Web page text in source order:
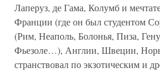
Лаперуз, де Гама, Колумб и
Франции (где он был студентом
(Рим, Неаполь, Болонья, Пиза,
Фьезоле…), Англии, Швеции,
странствовал по экзотическим и